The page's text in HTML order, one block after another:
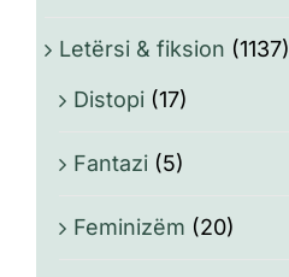
Letërsi & fiksion (1137)
Distopi (17)
Fantazi (5)
Feminizëm (20)